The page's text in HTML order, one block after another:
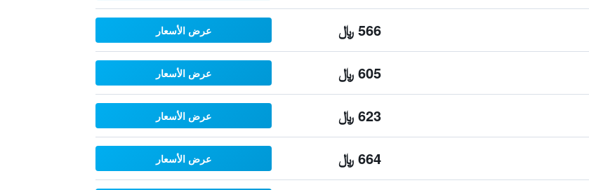
566 ﷼ عرض الأسعار
605 ﷼ عرض الأسعار
623 ﷼ عرض الأسعار
664 ﷼ عرض الأسعار